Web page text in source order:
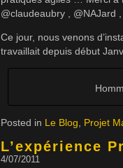
@claudeaubry , @NAJard
Ce jour, nous venons
travaillait depuis début
Posted in Le Blog Projet
L’expérience
4/07/2011